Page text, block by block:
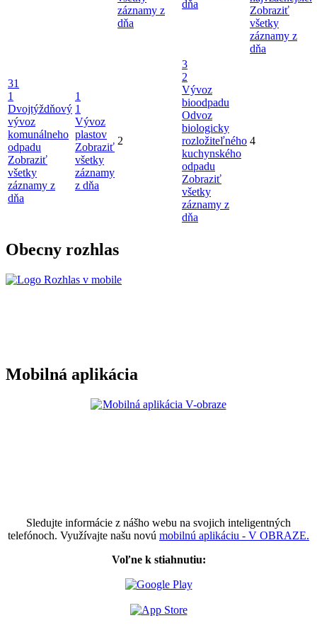
záznamy z
dňa
dňa
Zobraziť
všetky
záznamy z
dňa
31
1
Dvojtýždňový
vývoz
komunálneho
odpadu
Zobraziť
všetky
záznamy z
dňa
1
1
Vývoz
plastov
Zobraziť
všetky
záznamy
z dňa
2
3
2
Vývoz
bioodpadu
Odvoz
biologicky
rozložiteľného
kuchynského
odpadu
Zobraziť
všetky
záznamy z
dňa
4
Obecny rozhlas
Mobilná aplikácia
Sledujte informácie z nášho webu na svojich inteligentných
telefónoch. Využívajte našu novú mobilnú aplikáciu - V OBRAZE.
Voľne k stiahnutiu: